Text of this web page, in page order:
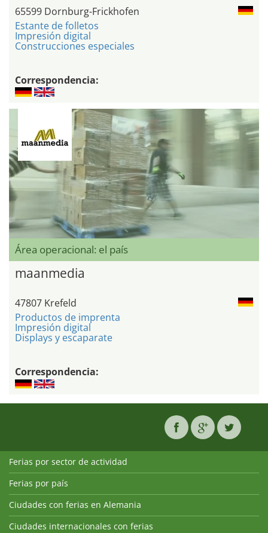
65599 Dornburg-Frickhofen
Estante de folletos
Impresión digital
Construcciones especiales
Correspondencia:
Área operacional: el país
maanmedia
47807 Krefeld
Productos de imprenta
Impresión digital
Displays y escaparate
Correspondencia:
Ferias por sector de actividad
Ferias por país
Ciudades con ferias en Alemania
Ciudades internacionales con ferias